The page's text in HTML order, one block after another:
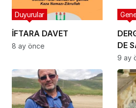
İFTARA DAVET
Duyurular
8 ay önce
DE
9 ay